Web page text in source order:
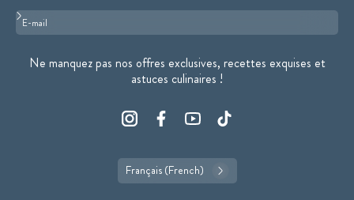
Format : adresse@email.com
Ne manquez pas nos offres exclusives, recettes exquises et
astuces culinaires !
Français (French)